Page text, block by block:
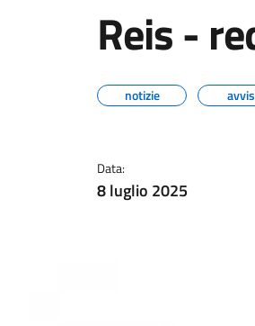
Reis -
notizie
Data:
8 luglio 2025